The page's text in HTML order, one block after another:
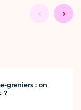
greniers : on
?